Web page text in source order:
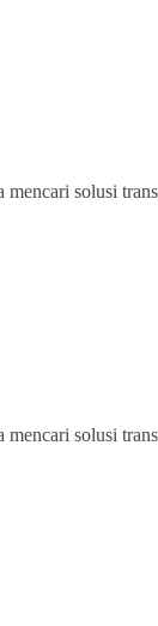
solusi
solusi